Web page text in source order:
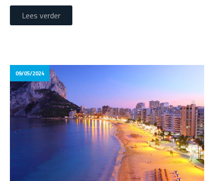
Lees verder
09/05/2024